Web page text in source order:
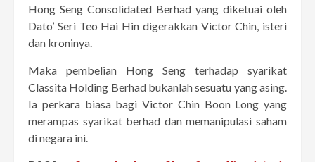
Hong Seng Consolidated Berhad yang diketuai oleh
Dato’ Seri Teo Hai Hin digerakkan Victor Chin, isteri
dan kroninya.
Maka pembelian Hong Seng terhadap syarikat
Classita Holding Berhad bukanlah sesuatu yang asing.
Ia perkara biasa bagi Victor Chin Boon Long yang
merampas syarikat berhad dan memanipulasi saham
di negara ini.